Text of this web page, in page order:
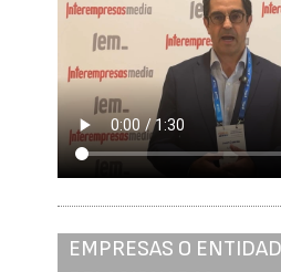
EMPRESAS O